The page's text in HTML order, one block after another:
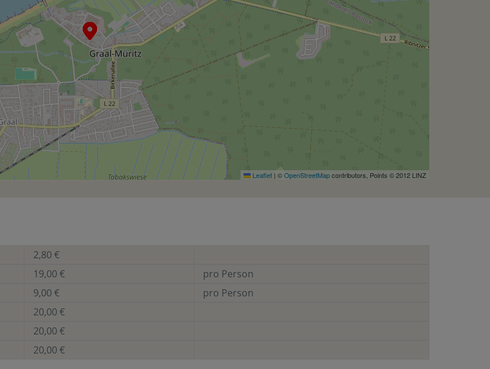
Leaflet | ©OpenStreetMapcontributors, Points © 2012 LINZ
2,80 €
19,00 €
pro Person
9,00 €
pro Person
20,00 €
20,00 €
20,00 €